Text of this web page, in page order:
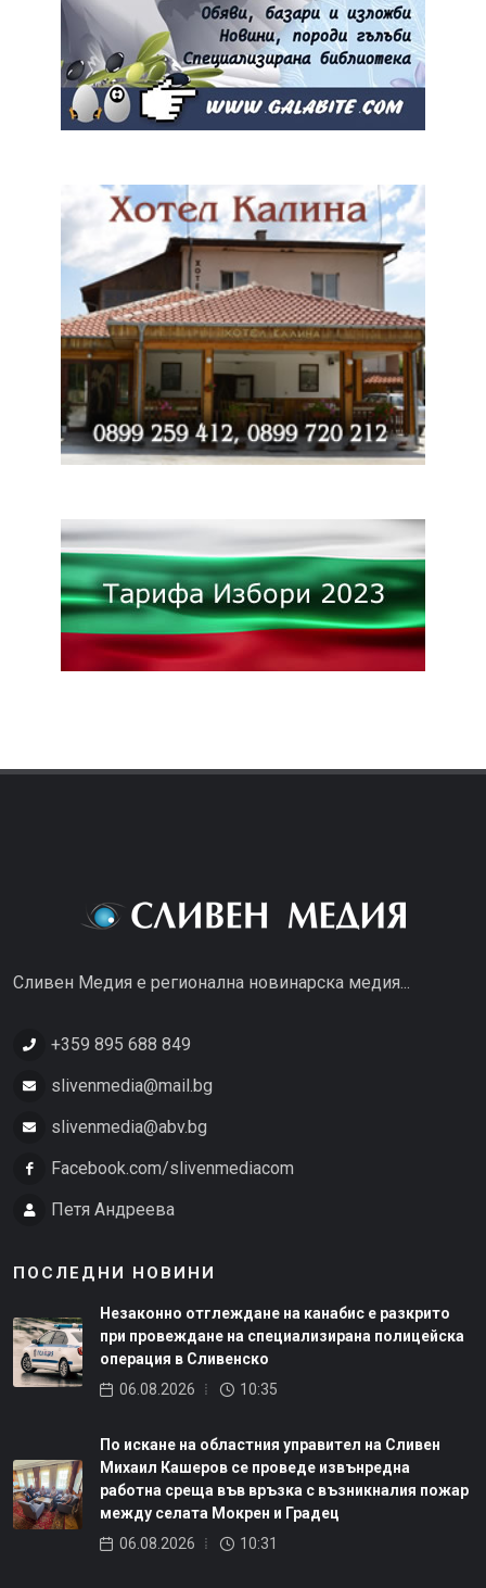
Сливен Медия е регионална новинарска медия...
+359 895 688 849
slivenmedia@mail.bg
slivenmedia@abv.bg
Facebook.com/slivenmediacom
Петя Андреева
ПОСЛЕДНИ НОВИНИ
Незаконно отглеждане на канабис е разкрито
при провеждане на специализирана полицейска
операция в Сливенско
06.08.2026
10:35
По искане на областния управител на Сливен
Михаил Кашеров се проведе извънредна
работна среща във връзка с възникналия пожар
между селата Мокрен и Градец
06.08.2026
10:31